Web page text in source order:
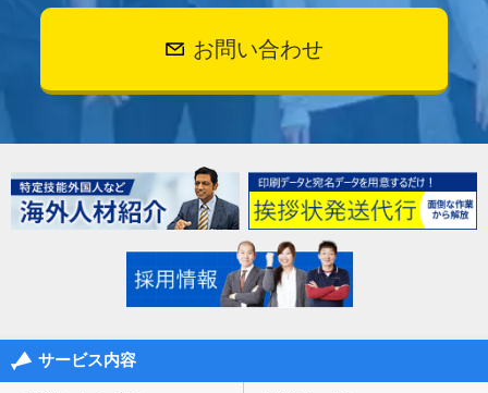
お問い合わせ
サービス内容